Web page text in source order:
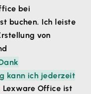
bei
buchen. Ich leiste
von
kann ich jederzeit
Lexware Office ist